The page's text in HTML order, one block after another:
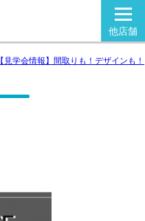
他店舗
【見学会情報】間取りも！デザインも！